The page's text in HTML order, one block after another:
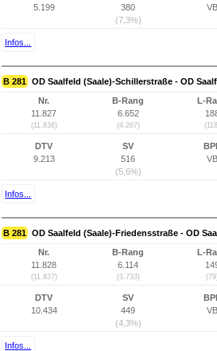
5.199
380
(7,3%)
VB
Infos...
B 281 OD Saalfeld (Saale)-Schillerstraße - OD
Nr.
11.827
(11.836)
B-Rang
6.652
(4.267)
L-
DTV
9.213
SV
516
(5,6%)
VB
Infos...
B 281 OD Saalfeld (Saale)-Friedensstraße - OD
Nr.
11.828
(11.837)
B-Rang
6.114
(3.733)
L-
DTV
10.434
SV
449
(4,3%)
VB
Infos...